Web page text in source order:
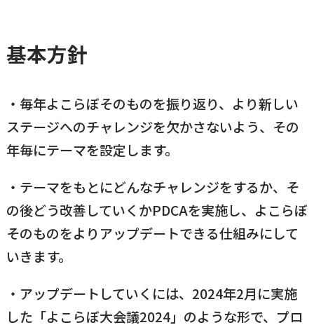
自治体間連携
基本方針
・毎年よこらぼそのものを振り返り、より新しい
ステージへのチャレンジを欠かさないよう、その
年毎にテーマを設定します。
・テーマをもとにどんなチャレンジをするか、そ
の後どう改善していくかPDCAを実施し、よこらぼ
そのものをよりアップデートできる仕組みにして
いきます。
・アップデートしていくには、2024年2月に実施
した「よこらぼ大会議2024」のような形で、プロ